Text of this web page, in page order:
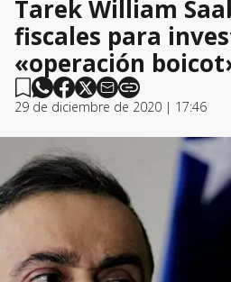
Tarek William
fiscales para
«operación
29 de diciembre de 2020 | 17:46